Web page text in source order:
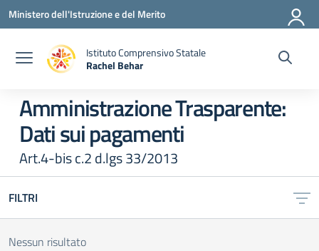
Vai ai contenuti
Vai al menu di navigazione
Vai al footer
Ministero dell'Istruzione e del Merito
Istituto Comprensivo Statale
Rachel Behar
Amministrazione Trasparente:
Dati sui pagamenti
Art.4-bis c.2 d.lgs 33/2013
FILTRI
Nessun risultato